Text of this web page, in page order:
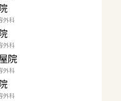
外科
外科
院
外科
外科